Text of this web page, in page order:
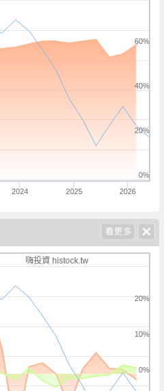
2024 2025 2026
0%
20%
40%
60%
嗨投資 histock.tw
0%
10%
20%